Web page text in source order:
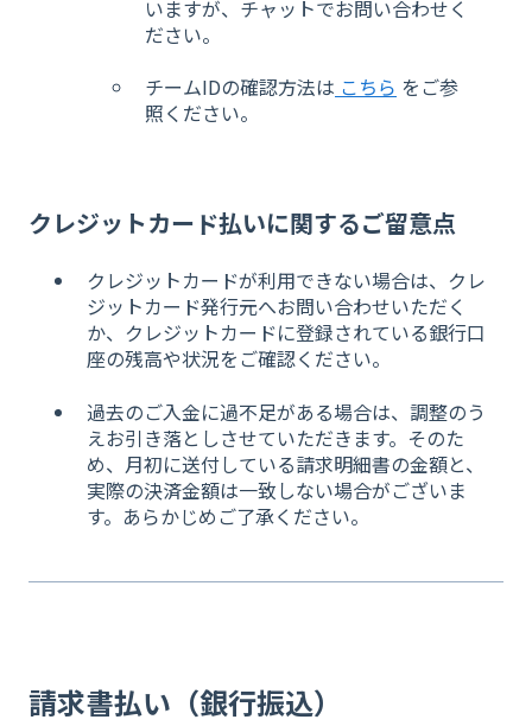
いますが、チャットでお問い合わせく
ださい。
チームIDの確認方法は こちら をご参
照ください。
クレジットカード払いに関するご留意点
クレジットカードが利用できない場合は、クレ
ジットカード発行元へお問い合わせいただく
か、クレジットカードに登録されている銀行口
座の残高や状況をご確認ください。
過去のご入金に過不足がある場合は、調整のう
えお引き落としさせていただきます。そのた
め、月初に送付している請求明細書の金額と、
実際の決済金額は一致しない場合がございま
す。あらかじめご了承ください。
請求書払い（銀行振込）